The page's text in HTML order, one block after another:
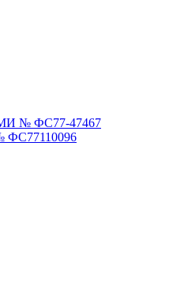
№ ФС77-47467
ФС77110096